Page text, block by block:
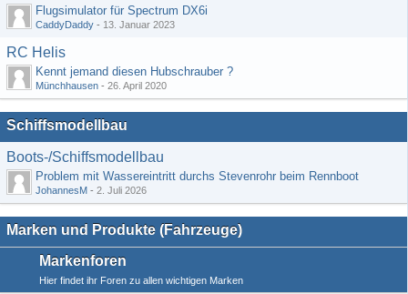
Flugsimulator für Spectrum DX6i
CaddyDaddy - 13. Januar 2023
RC Helis
Kennt jemand diesen Hubschrauber ?
Münchhausen - 26. April 2020
Schiffsmodellbau
Boots-/Schiffsmodellbau
Problem mit Wassereintritt durchs Stevenrohr beim Rennboot
JohannesM - 2. Juli 2026
Marken und Produkte (Fahrzeuge)
Markenforen
Hier findet ihr Foren zu allen wichtigen Marken